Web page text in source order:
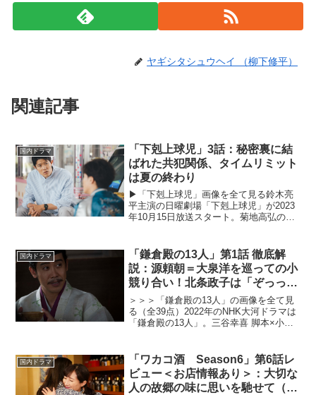
ヤギシタシュウヘイ （柳下修平）
関連記事
国内ドラマ
「下剋上球児」3話：秘密裏に結
ばれた共犯関係、タイムリミット
は夏の終わり
▶︎「下剋上球児」画像を全て見る鈴木亮
平主演の日曜劇場「下剋上球児」が2023
年10月15日放送スタート。菊地高弘の
子演出のタッグが帰ってくる。弱小高校
野球部を舞台に繰り...
国内ドラマ
「鎌倉殿の13人」第1話 徹底解
説：源頼朝＝大泉洋を巡っての小
競り合い！北条政子は「ぞっっっ
っっこん」！（※ストーリーネタ
バレあり）
＞＞＞「鎌倉殿の13人」の画像を全て見
る（全39点）2022年のNHK大河ドラマは
「鎌倉殿の13人」。三谷幸喜 脚本×小栗
に記されきれていない部分を想像と創作
で補い、...
国内ドラマ
「ワカコ酒 Season6」第6話レ
ビュー＜お店情報あり＞：大切な
人の故郷の味に思いを馳せて（※